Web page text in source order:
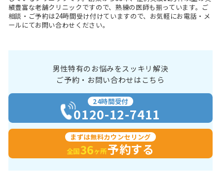
績豊富な老舗クリニックですので、熟練の医師も揃っています。ご
相談・ご予約は24時間受け付けていますので、お気軽にお電話・メ
ールにてお問い合わせください。
男性特有のお悩みをスッキリ解決
ご予約・お問い合わせはこちら
24時間受付
0120-12-7411
まずは無料カウンセリング
全国36ヶ所予約する